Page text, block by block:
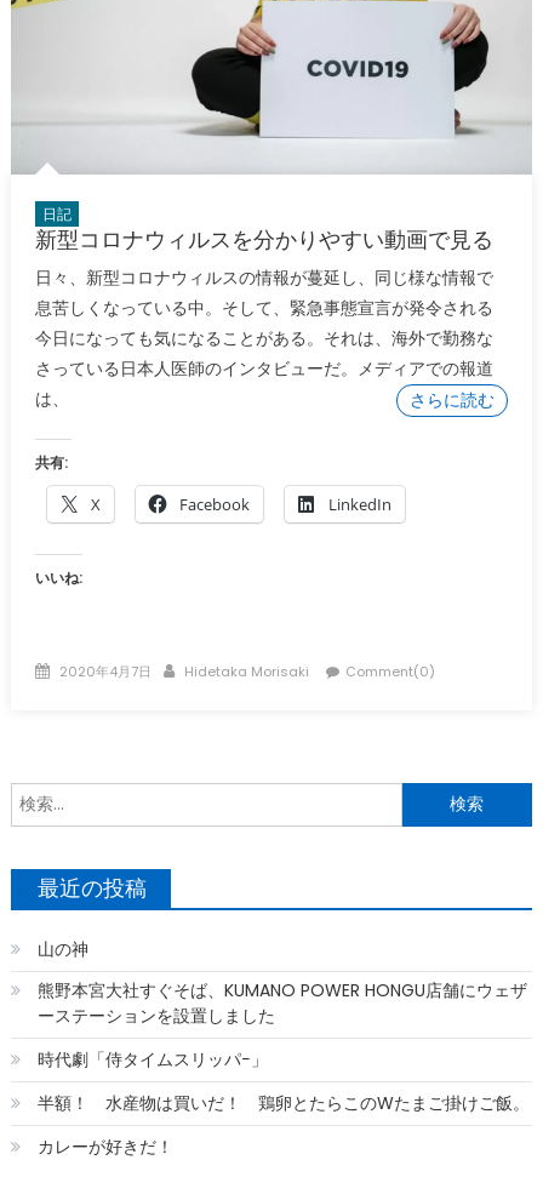
日記
新型コロナウィルスを分かりやすい動画で見る
日々、新型コロナウィルスの情報が蔓延し、同じ様な情報で
息苦しくなっている中。そして、緊急事態宣言が発令される
今日になっても気になることがある。それは、海外で勤務な
さっている日本人医師のインタビューだ。メディアでの報道
は、
さらに読む
共有:
X Facebook LinkedIn
いいね:
Posted
2020年4月7日 Author
Hidetaka Morisaki Comment(0)
最近の投稿
山の神
熊野本宮大社すぐそば、KUMANO POWER HONGU店舗にウェザ
ーステーションを設置しました
時代劇「侍タイムスリッパ−」
半額！ 水産物は買いだ！ 鶏卵とたらこのWたまご掛けご飯。
カレーが好きだ！